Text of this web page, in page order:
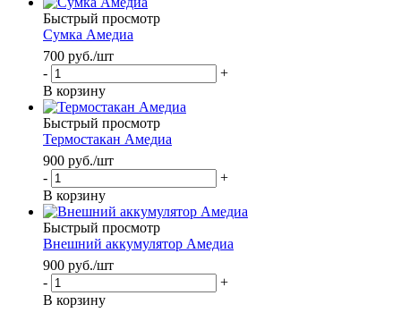
Быстрый просмотр
Сумка Амедиа
700 руб./шт
-
+
В корзину
Быстрый просмотр
Термостакан Амедиа
900 руб./шт
-
+
В корзину
Быстрый просмотр
Внешний аккумулятор Амедиа
900 руб./шт
-
+
В корзину